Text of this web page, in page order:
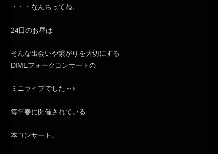
・・・なんちってね。
24日のお昼は
そんな出会いや繋がりを大切にする
DIMEフォークコンサートの
ミニライブでした～♪
毎年春に開催されている
本コンサート。